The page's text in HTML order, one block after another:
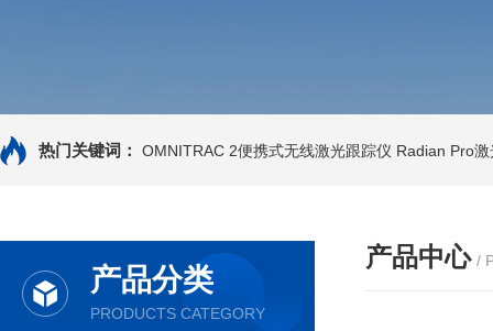
热门关键词： OMNITRAC 2便携式无线激光跟踪仪 Radian Pro
产品分类
PRODUCTS CATEGORY
产品中心 /